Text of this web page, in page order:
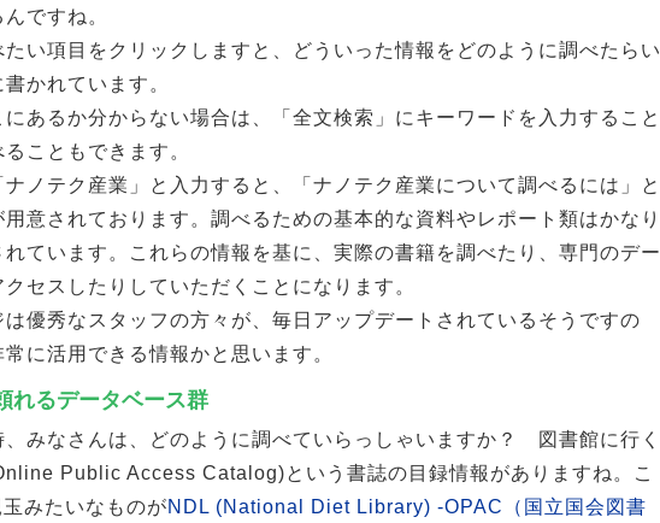
ですね。
い項目をクリックしますと、どういった情報をどのように調べたらい
かれています。
あるか分からない場合は、「全文検索」にキーワードを入力すること
こともできます。
ノテク産業」と入力すると、「ナノテク産業について調べるには」と
用意されております。調べるための基本的な資料やレポート類はかなり
ています。これらの情報を基に、実際の書籍を調べたり、専門のデー
セスしたりしていただくことになります。
優秀なスタッフの方々が、毎日アップデートされているそうですの
に活用できる情報かと思います。
れるデータベース群
みなさんは、どのように調べていらっしゃいますか？ 図書館に行く
Public Access Catalog)という書誌の目録情報がありますね。こ
みたいなものがNDL (National Diet Library) -OPAC（国立国会図書